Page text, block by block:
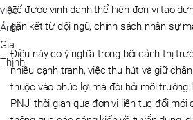
để được vinh danh thể hiện đơn vị tạo
gắn kết từ đội ngũ, chính sách nhân sự
Điều này có ý nghĩa trong bối cảnh thị
nhiều cạnh tranh, việc thu hút và giữ
thuộc vào phúc lợi mà đòi hỏi môi trường
PNJ, thời gian qua đơn vị liên tục đổi mới